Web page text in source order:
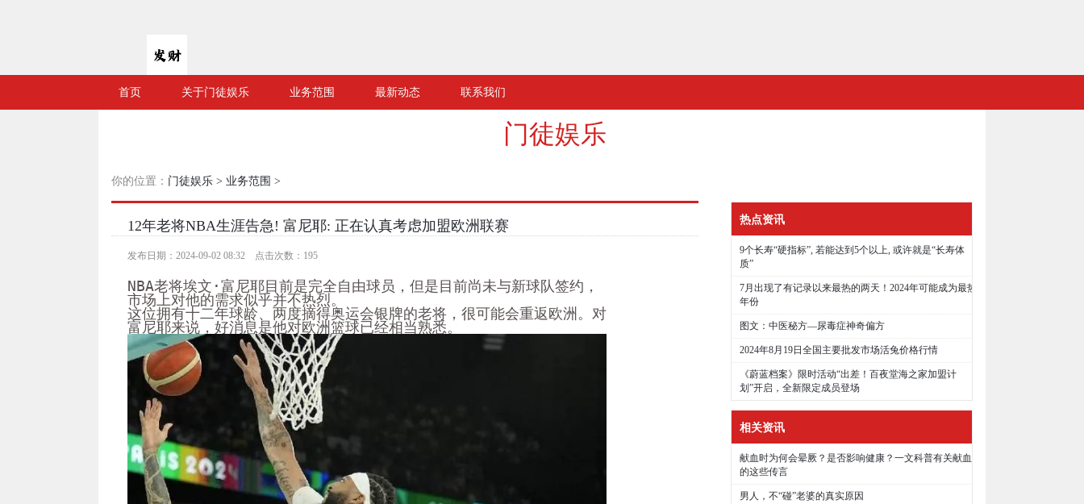
首页 关于门徒娱乐 业务范围 最新动态 联系我们
门徒娱乐
你的位置： 门徒娱乐 > 业务范围 >
12年老将NBA生涯告急! 富尼耶: 正在认真考虑加盟欧洲联赛
发布日期：2024-09-02 08:32 点击次数：195
NBA老将埃文·富尼耶目前是完全自由球员，但是目前尚未与新球队签约，
市场上对他的需求似乎并不热烈。
这位拥有十二年球龄、两度摘得奥运会银牌的老将，很可能会重返欧洲。对
富尼耶来说，好消息是他对欧洲篮球已经相当熟悉。
热点资讯
9个长寿“硬指标”, 若能达到5个以上, 或许就是“长寿体
质”
7月出现了有记录以来最热的两天！2024年可能成为最热
年份
图文：中医秘方—尿毒症神奇偏方
2024年8月19日全国主要批发市场活兔价格行情
《蔚蓝档案》限时活动“出差！百夜堂海之家加盟计
划”开启，全新限定成员登场
相关资讯
献血时为何会晕厥？是否影响健康？一文科普有关献血
的这些传言
男人，不“碰”老婆的真实原因